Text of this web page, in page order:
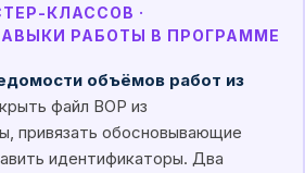
КЛАССОВ ·
РАБОТЫ В ПРОГРАММЕ
объёмов работ из
файл ВОР из
привязать обосновывающие
идентификаторы. Два